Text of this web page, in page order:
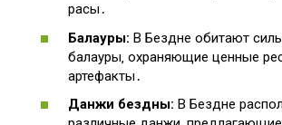
расы․
Балауры: В Бездне обитают
балауры‚ охраняющие ценные
артефакты․
Данжи бездны: В Бездне